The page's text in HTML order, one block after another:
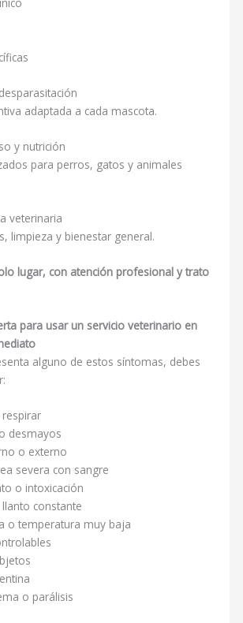
adaptada a cada mascota.
y nutrición
para perros, gatos y animales
veterinaria
limpieza y bienestar general.
lugar, con atención profesional y trato
para usar un servicio veterinario en
alguno de estos síntomas, debes
desmayos
o externo
severa con sangre
o intoxicación
constante
o temperatura muy baja
o parálisis